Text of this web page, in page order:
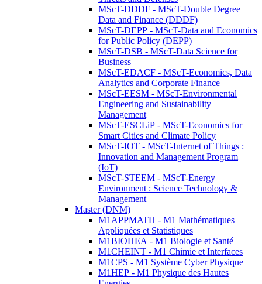
MScT-DDDF - MScT-Double Degree
Data and Finance (DDDF)
MScT-DEPP - MScT-Data and Economics
for Public Policy (DEPP)
MScT-DSB - MScT-Data Science for
Business
MScT-EDACF - MScT-Economics, Data
Analytics and Corporate Finance
MScT-EESM - MScT-Environmental
Engineering and Sustainability
Management
MScT-ESCLiP - MScT-Economics for
Smart Cities and Climate Policy
MScT-IOT - MScT-Internet of Things :
Innovation and Management Program
(IoT)
MScT-STEEM - MScT-Energy
Environment : Science Technology &
Management
Master (DNM)
M1APPMATH - M1 Mathématiques
Appliquées et Statistiques
M1BIOHEA - M1 Biologie et Santé
M1CHEINT - M1 Chimie et Interfaces
M1CPS - M1 Système Cyber Physique
M1HEP - M1 Physique des Hautes